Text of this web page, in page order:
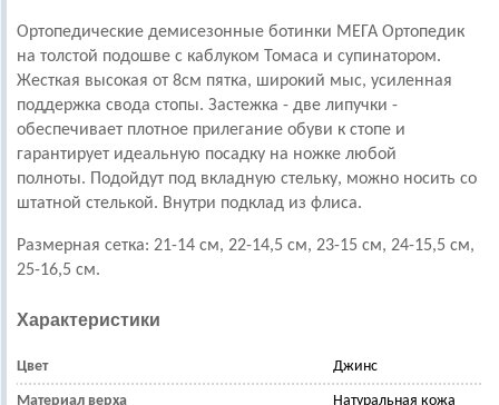
Ортопедические демисезонные ботинки МЕГА Ортопедик
на толстой подошве с каблуком Томаса и супинатором.
Жесткая высокая от 8см пятка, широкий мыс, усиленная
поддержка свода стопы. Застежка - две липучки -
обеспечивает плотное прилегание обуви к стопе и
гарантирует идеальную посадку на ножке любой
полноты. Подойдут под вкладную стельку, можно носить со
штатной стелькой. Внутри подклад из флиса.
Размерная сетка: 21-14 см, 22-14,5 см, 23-15 см, 24-15,5 см,
25-16,5 см.
Характеристики
Цвет Джинс
Материал верха Натуральная кожа